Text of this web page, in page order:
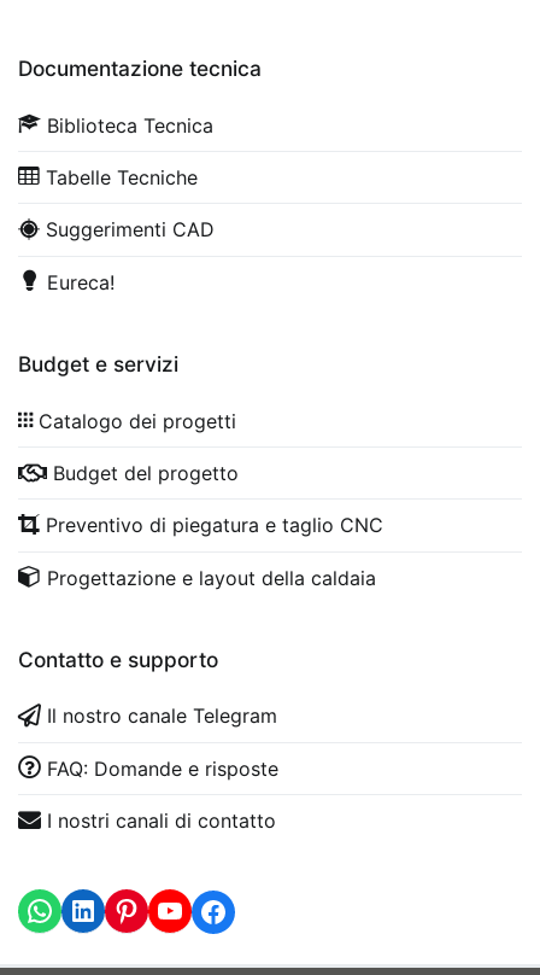
Documentazione tecnica
Biblioteca Tecnica
Tabelle Tecniche
Suggerimenti CAD
Eureca!
Budget e servizi
Catalogo dei progetti
Budget del progetto
Preventivo di piegatura e taglio CNC
Progettazione e layout della caldaia
Contatto e supporto
Il nostro canale Telegram
FAQ: Domande e risposte
I nostri canali di contatto
WhatsApp
LinkedInhttps://